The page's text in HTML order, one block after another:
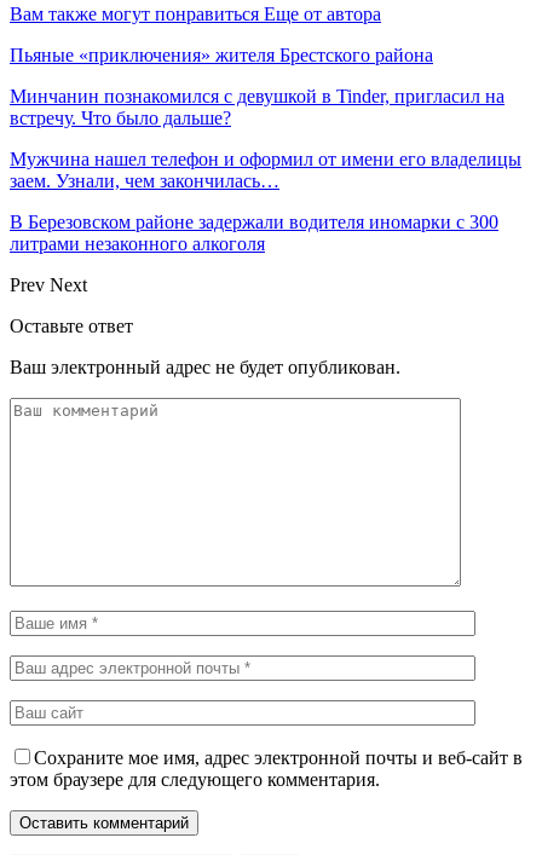
Вам также могут понравиться Еще от автора
Пьяные «приключения» жителя Брестского района
Минчанин познакомился с девушкой в Tinder, пригласил на
встречу. Что было дальше?
Мужчина нашел телефон и оформил от имени его владелицы
заем. Узнали, чем закончилась…
В Березовском районе задержали водителя иномарки с 300
литрами незаконного алкоголя
Prev Next
Оставьте ответ
Ваш электронный адрес не будет опубликован.
Сохраните мое имя, адрес электронной почты и веб-сайт в
этом браузере для следующего комментария.